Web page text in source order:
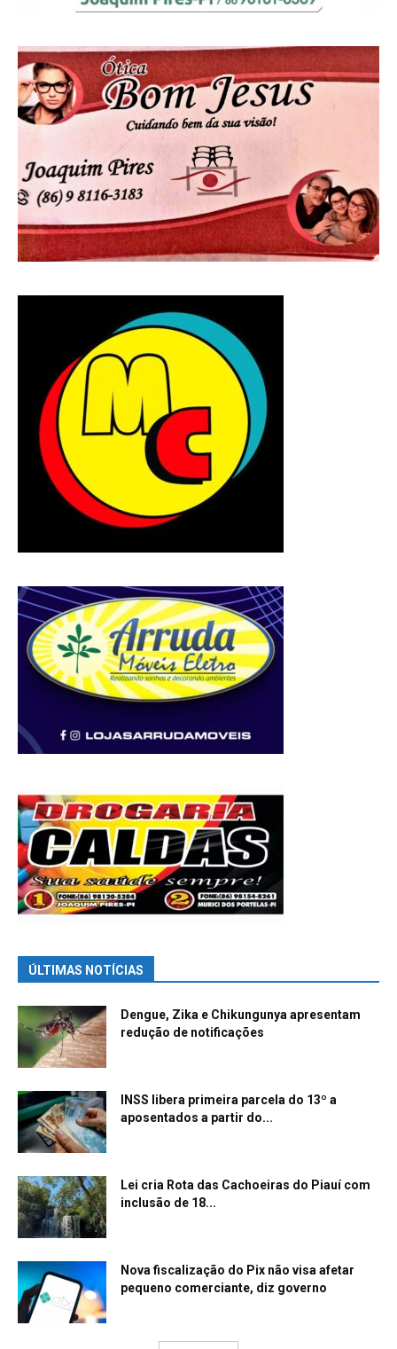
ÚLTIMAS NOTÍCIAS
Dengue, Zika e Chikungunya apresentam
redução de notificações
INSS libera primeira parcela do 13º a
aposentados a partir do...
Lei cria Rota das Cachoeiras do Piauí com
inclusão de 18...
Nova fiscalização do Pix não visa afetar
pequeno comerciante, diz governo